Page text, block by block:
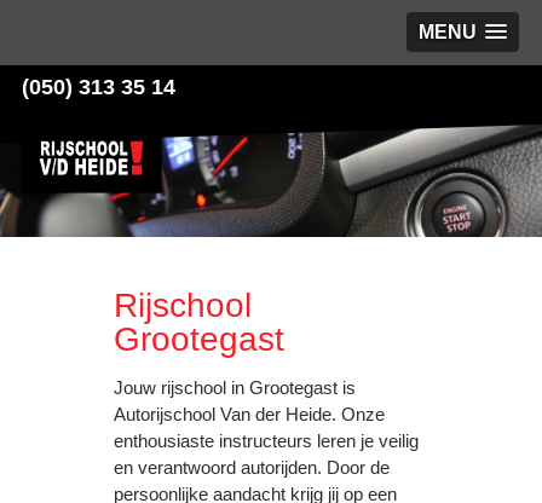
MENU
(050) 313 35 14
Rijschool
Grootegast
Jouw rijschool in Grootegast is
Autorijschool Van der Heide. Onze
enthousiaste instructeurs leren je veilig
en verantwoord autorijden. Door de
persoonlijke aandacht krijg jij op een